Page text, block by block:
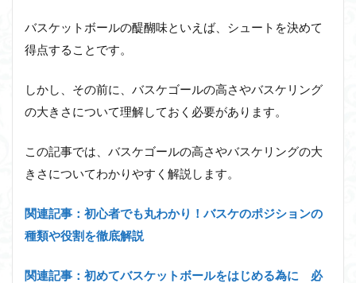
バスケットボールの醍醐味といえば、シュートを決めて
得点することです。
しかし、その前に、バスケゴールの高さやバスケリング
の大きさについて理解しておく必要があります。
この記事では、バスケゴールの高さやバスケリングの大
きさについてわかりやすく解説します。
関連記事：初心者でも丸わかり！バスケのポジションの
種類や役割を徹底解説
関連記事：初めてバスケットボールをはじめる為に 必